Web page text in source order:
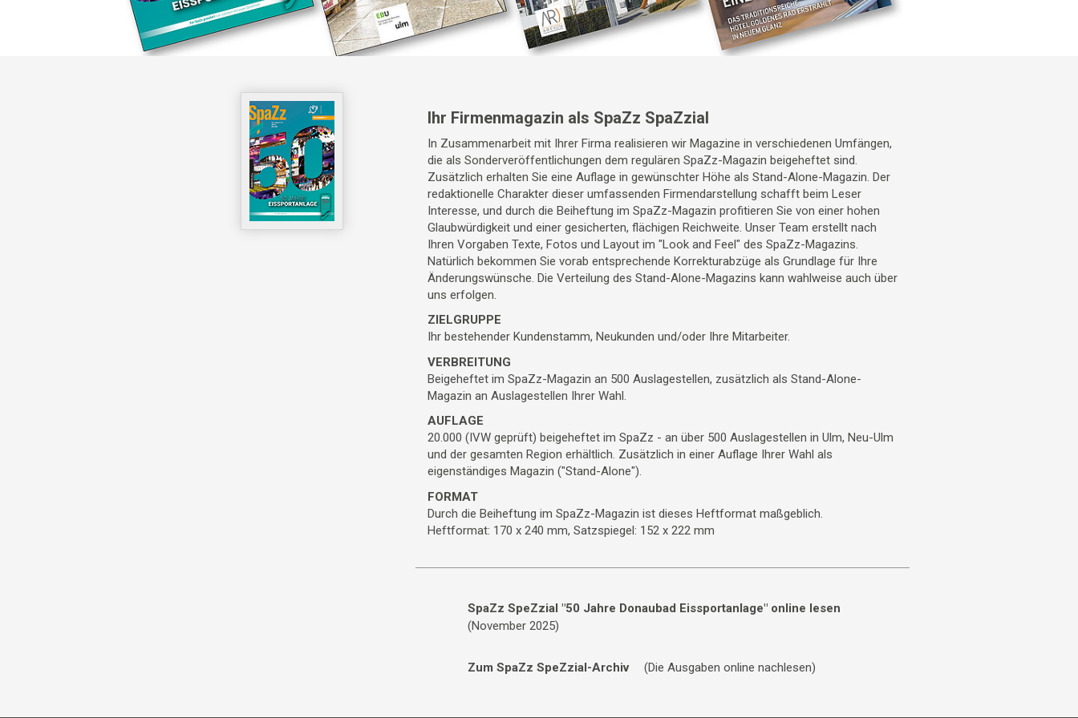
Ihr Firmenmagazin als SpaZz SpaZzial
In Zusammenarbeit mit Ihrer Firma realisieren wir Magazine in verschiedenen Umfängen,
die als Sonderveröffentlichungen dem regulären SpaZz-Magazin beigeheftet sind.
Zusätzlich erhalten Sie eine Auflage in gewünschter Höhe als Stand-Alone-Magazin. Der
redaktionelle Charakter dieser umfassenden Firmendarstellung schafft beim Leser
Interesse, und durch die Beiheftung im SpaZz-Magazin profitieren Sie von einer hohen
Glaubwürdigkeit und einer gesicherten, flächigen Reichweite. Unser Team erstellt nach
Ihren Vorgaben Texte, Fotos und Layout im "Look and Feel" des SpaZz-Magazins.
Natürlich bekommen Sie vorab entsprechende Korrekturabzüge als Grundlage für Ihre
Änderungswünsche. Die Verteilung des Stand-Alone-Magazins kann wahlweise auch über
uns erfolgen.
ZIELGRUPPE
Ihr bestehender Kundenstamm, Neukunden und/oder Ihre Mitarbeiter.
VERBREITUNG
Beigeheftet im SpaZz-Magazin an 500 Auslagestellen, zusätzlich als Stand-Alone-
Magazin an Auslagestellen Ihrer Wahl.
AUFLAGE
20.000 (IVW geprüft) beigeheftet im SpaZz - an über 500 Auslagestellen in Ulm, Neu-Ulm
und der gesamten Region erhältlich. Zusätzlich in einer Auflage Ihrer Wahl als
eigenständiges Magazin ("Stand-Alone").
FORMAT
Durch die Beiheftung im SpaZz-Magazin ist dieses Heftformat maßgeblich.
Heftformat: 170 x 240 mm, Satzspiegel: 152 x 222 mm
SpaZz SpeZzial "50 Jahre Donaubad Eissportanlage" online lesen
(November 2025)
Zum SpaZz SpeZzial-Archiv (Die Ausgaben online nachlesen)